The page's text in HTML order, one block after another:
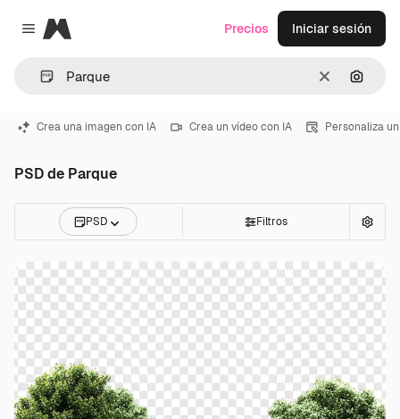
Close menu
Magnific
Borrar
Precios Iniciar sesión
Crea una imagen con IA Crea un vídeo con IA Personaliza
PSD de Parque
PSD Filtros